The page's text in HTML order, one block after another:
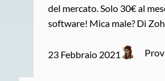
del mercato. Solo 30€ al
software! Mica male? Di
23 Febbraio 2021